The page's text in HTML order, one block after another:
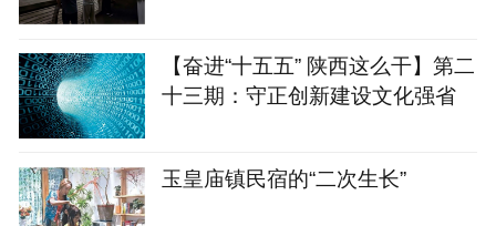
【奋进“十五五” 陕西这么干】第二
十三期：守正创新建设文化强省
玉皇庙镇民宿的“二次生长”